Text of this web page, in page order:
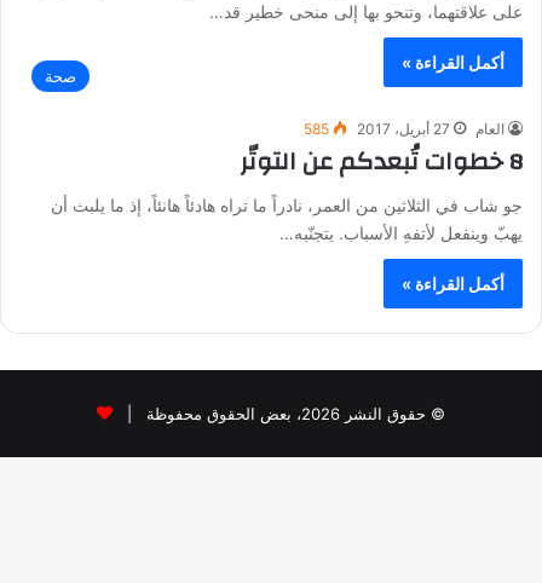
على علاقتهما، وتنحو بها إلى منحى خطير قد…
أكمل القراءة »
صحة
العام 27 أبريل، 2017 585
8 خطوات تُبعدكم عن التوتّر
جو شاب في الثلاثين من العمر، نادراً ما تراه هادئاً هانئاً، إذ ما يلبث أن
يهبّ وينفعل لأتفهِ الأسباب. يتجنّبه…
أكمل القراءة »
© حقوق النشر 2026، بعض الحقوق محفوظة |